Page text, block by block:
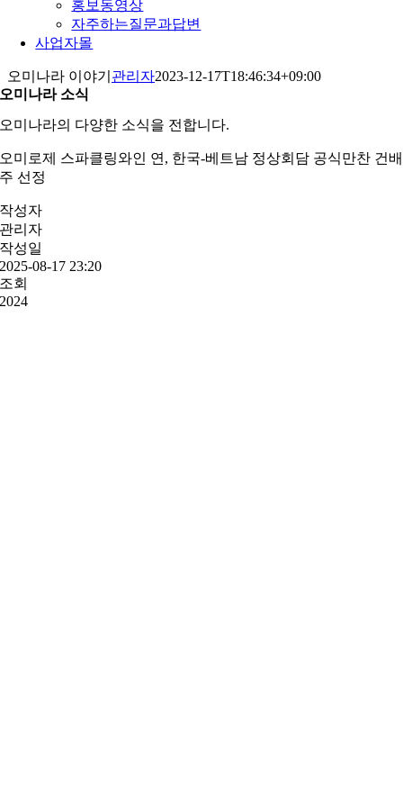
홍보동영상
자주하는질문과답변
사업자몰
오미나라 이야기 관리자2023-12-17T18:46:34+09:00
오미나라 소식
오미나라의 다양한 소식을 전합니다.
오미로제 스파클링와인 연, 한국-베트남 정상회담 공식만찬 건배
주 선정
작성자
관리자
작성일
2025-08-17 23:20
조회
2024